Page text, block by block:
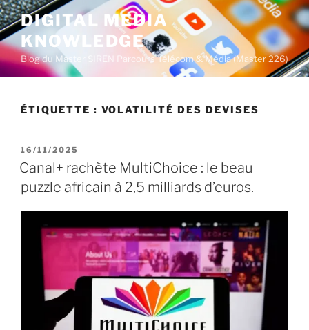
A
l
l
e
r
DIGITAL MEDIA
KNOWLEDGE
Blog du Master SIREN Parcours Télécom & Média (Master 226)
ÉTIQUETTE : VOLATILITÉ DES DEVISES
P
U
B
L
É
16/11/2025
Canal+ rachète MultiChoice : le beau
puzzle africain à 2,5 milliards d’euros.